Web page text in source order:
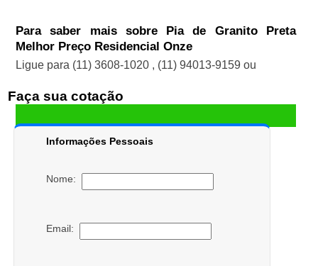
Para saber mais sobre Pia de Granito Preta
Melhor Preço Residencial Onze
Ligue para (11) 3608-1020 , (11) 94013-9159 ou
Faça sua cotação
Informações Pessoais
Nome:
Email: